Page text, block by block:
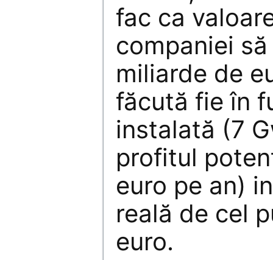
fac ca
companiei
miliarde de
făcută fie în
instalată (7
profitul
euro pe an)
reală de cel
euro.